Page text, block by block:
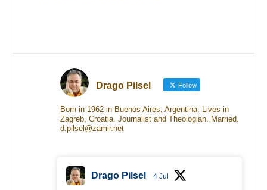
Drago Pilsel Follow
Born in 1962 in Buenos Aires, Argentina. Lives in
Zagreb, Croatia. Journalist and Theologian. Married.
d.pilsel@zamir.net
Drago Pilsel 4 Jul